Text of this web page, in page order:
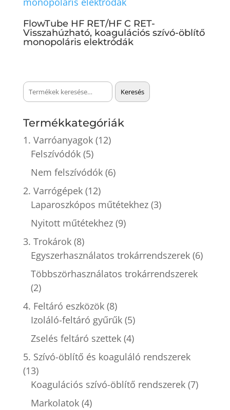
FlowTube HF RET/HF C RET-
Visszahúzható, koagulációs szívó-öblítő
monopoláris elektródák
Keresés
a
következőre:
Keresés
Termékkategóriák
1. Varróanyagok (12)
Felszívódók (5)
Nem felszívódók (6)
2. Varrógépek (12)
Laparoszkópos műtétekhez (3)
Nyitott műtétekhez (9)
3. Trokárok (8)
Egyszerhasználatos trokárrendszerek (6)
Többszörhasználatos trokárrendszerek
(2)
4. Feltáró eszközök (8)
Izoláló-feltáró gyűrűk (5)
Zselés feltáró szettek (4)
5. Szívó-öblítő és koaguláló rendszerek
(13)
Koagulációs szívó-öblítő rendszerek (7)
Markolatok (4)